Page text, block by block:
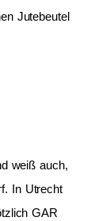
Jutebeutel
weiß auch,
In Utrecht
GAR